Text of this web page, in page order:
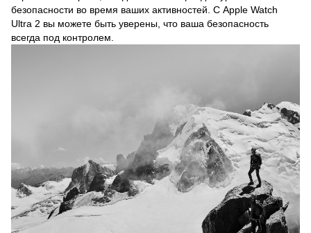
безопасности во время ваших активностей. С Apple Watch
Ultra 2 вы можете быть уверены, что ваша безопасность
всегда под контролем.